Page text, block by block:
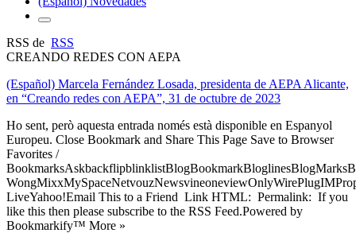
RSS de RSS
CREANDO REDES CON AEPA
(Español) Marcela Fernández Losada, presidenta de AEPA Alicante,
en “Creando redes con AEPA”, 31 de octubre de 2023
Ho sent, però aquesta entrada només està disponible en Espanyol
Europeu. Close Bookmark and Share This Page Save to Browser
Favorites /
LiveYahoo!Email This to a Friend Link HTML: Permalink: If you
like this then please subscribe to the RSS Feed.Powered by
Bookmarkify™ More »